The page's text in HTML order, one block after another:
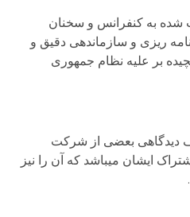
شده به کنفرانس و سخنان
ریزی و سازماندهی دقیق و
بر علیه نظام جمهوری
دیدگاهی بعضی از شرکت
ایشان می­باشد که آن را نیز